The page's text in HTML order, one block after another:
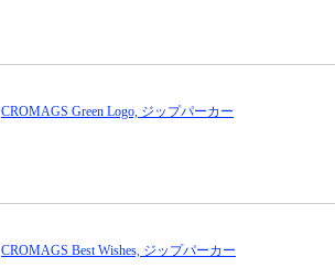
CROMAGS Green Logo, ジップパーカー
CROMAGS Best Wishes, ジップパーカー